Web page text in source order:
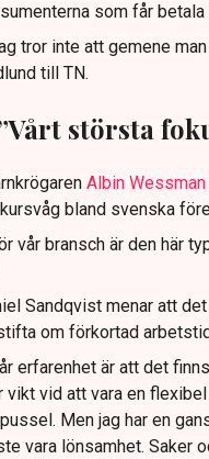
som får betala
tror inte att gemene
till TN.
största
Albin Wessman
bland svenska
vår bransch är den här
Sandqvist menar att
om förkortad
erfarenhet är att det
vikt vid att vara en
Men jag har en
vara lönsamhet. Saker